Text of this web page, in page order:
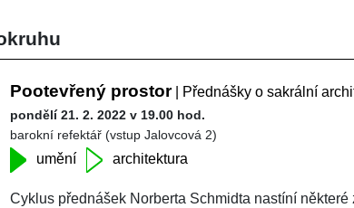
Pootevřený prostor| Přednášky o sakrální
pondělí 21. 2. 2022 v 19.00 hod.
barokní refektář (vstup Jalovcová 2)
umění architektura
Cyklus přednášek Norberta Schmidta nastíní